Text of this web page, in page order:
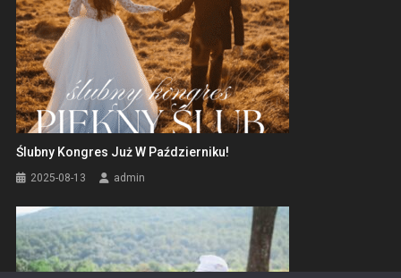
Ślubny Kongres Już W Październiku!
2025-08-13 admin